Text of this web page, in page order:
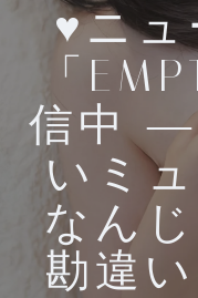
♥ニ
「
信中 ―
いミ
なん
勘違